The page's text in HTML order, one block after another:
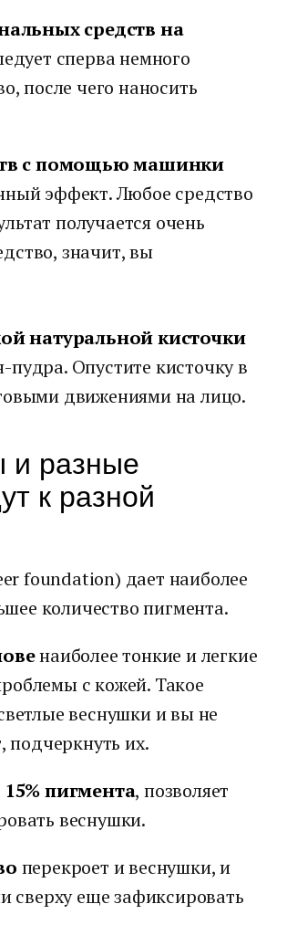
средств на
сперва немного
после чего наносить
с помощью машинки
эффект. Любое средство
получается очень
значит, вы
натуральной кисточки
Опустите кисточку в
движениями на лицо.
и разные
к разной
foundation) дает наиболее
количество пигмента.
наиболее тонкие и легкие
с кожей. Такое
веснушки и вы не
подчеркнуть их.
пигмента, позволяет
веснушки.
перекроет и веснушки, и
сверху еще зафиксировать